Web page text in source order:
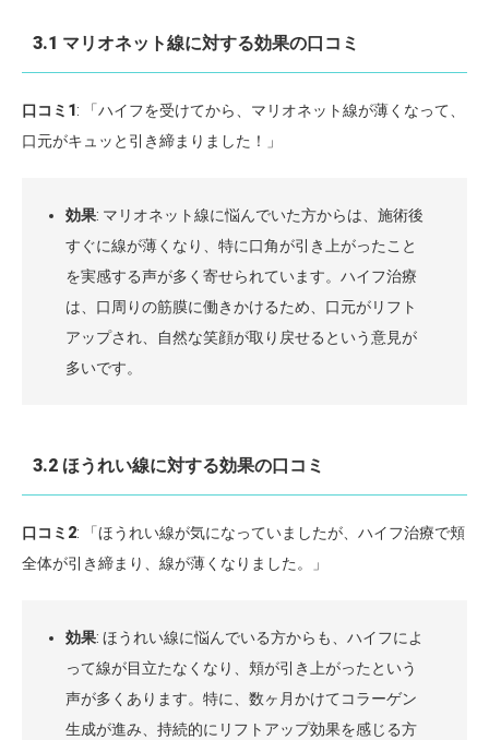
3.1 マリオネット線に対する効果の口コミ
口コミ1: 「ハイフを受けてから、マリオネット線が薄くなって、
口元がキュッと引き締まりました！」
効果: マリオネット線に悩んでいた方からは、施術後
すぐに線が薄くなり、特に口角が引き上がったこと
を実感する声が多く寄せられています。ハイフ治療
は、口周りの筋膜に働きかけるため、口元がリフト
アップされ、自然な笑顔が取り戻せるという意見が
多いです。
3.2 ほうれい線に対する効果の口コミ
口コミ2: 「ほうれい線が気になっていましたが、ハイフ治療で頬
全体が引き締まり、線が薄くなりました。」
効果: ほうれい線に悩んでいる方からも、ハイフによ
って線が目立たなくなり、頬が引き上がったという
声が多くあります。特に、数ヶ月かけてコラーゲン
生成が進み、持続的にリフトアップ効果を感じる方